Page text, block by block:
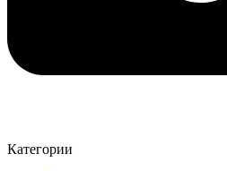
Категории